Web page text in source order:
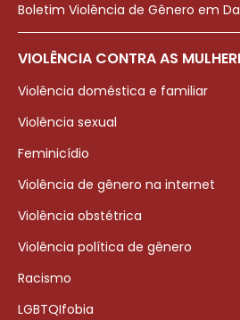
Boletim Violência de Gênero em
VIOLÊNCIA CONTRA AS
Violência doméstica e familiar
Violência sexual
Feminicídio
Violência de gênero na internet
Violência obstétrica
Violência política de gênero
Racismo
LGBTQIfobia